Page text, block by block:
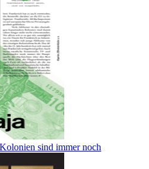
sind immer noch